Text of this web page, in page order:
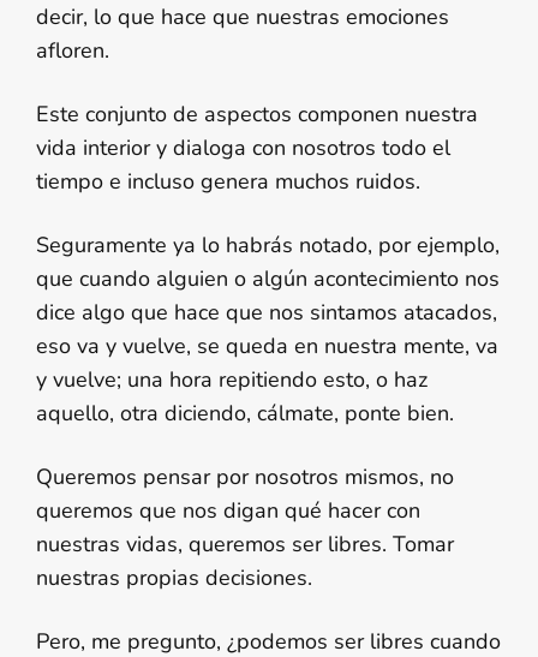
decir, lo que hace que nuestras emociones
afloren.
Este conjunto de aspectos componen nuestra
vida interior y dialoga con nosotros todo el
tiempo e incluso genera muchos ruidos.
Seguramente ya lo habrás notado, por ejemplo,
que cuando alguien o algún acontecimiento nos
dice algo que hace que nos sintamos atacados,
eso va y vuelve, se queda en nuestra mente, va
y vuelve; una hora repitiendo esto, o haz
aquello, otra diciendo, cálmate, ponte bien.
Queremos pensar por nosotros mismos, no
queremos que nos digan qué hacer con
nuestras vidas, queremos ser libres. Tomar
nuestras propias decisiones.
Pero, me pregunto, ¿podemos ser libres cuando